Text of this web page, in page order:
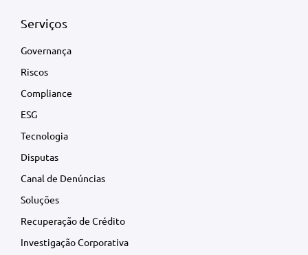
Serviços
Governança
Riscos
Compliance
ESG
Tecnologia
Disputas
Canal de Denúncias
Soluções
Recuperação de Crédito
Investigação Corporativa